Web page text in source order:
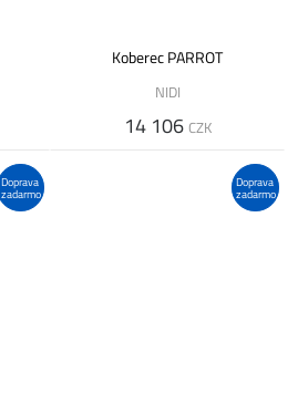
Koberec PARROT
NIDI
14 106 CZK
Doprava
zadarmo
Doprava
zadarmo